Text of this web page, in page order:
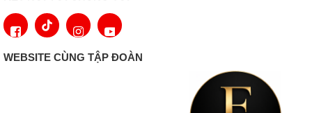
WEBSITE CÙNG TẬP ĐOÀN